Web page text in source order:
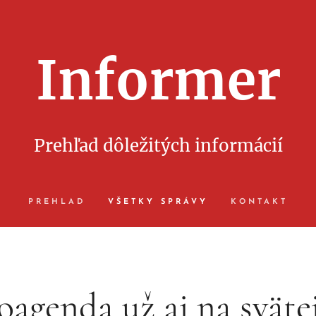
Informer
Prehľad dôležitých informácií
PREHLAD VŠETKY SPRÁVY KONTAKT
už aj na